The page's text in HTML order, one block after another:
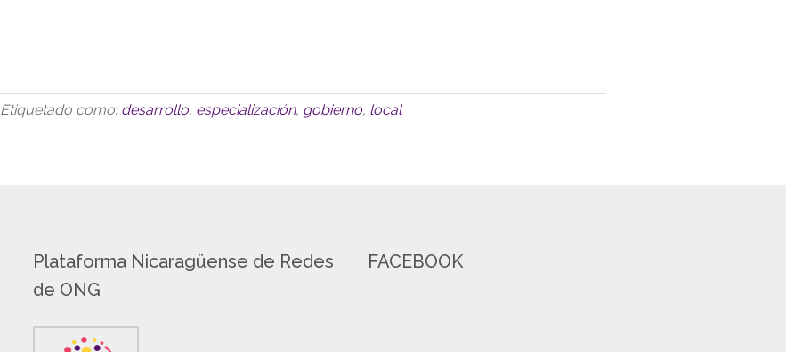
Etiquetado como: desarrollo, especialización, gobierno, local
Plataforma Nicaragüense de Redes
de ONG
FACEBOOK